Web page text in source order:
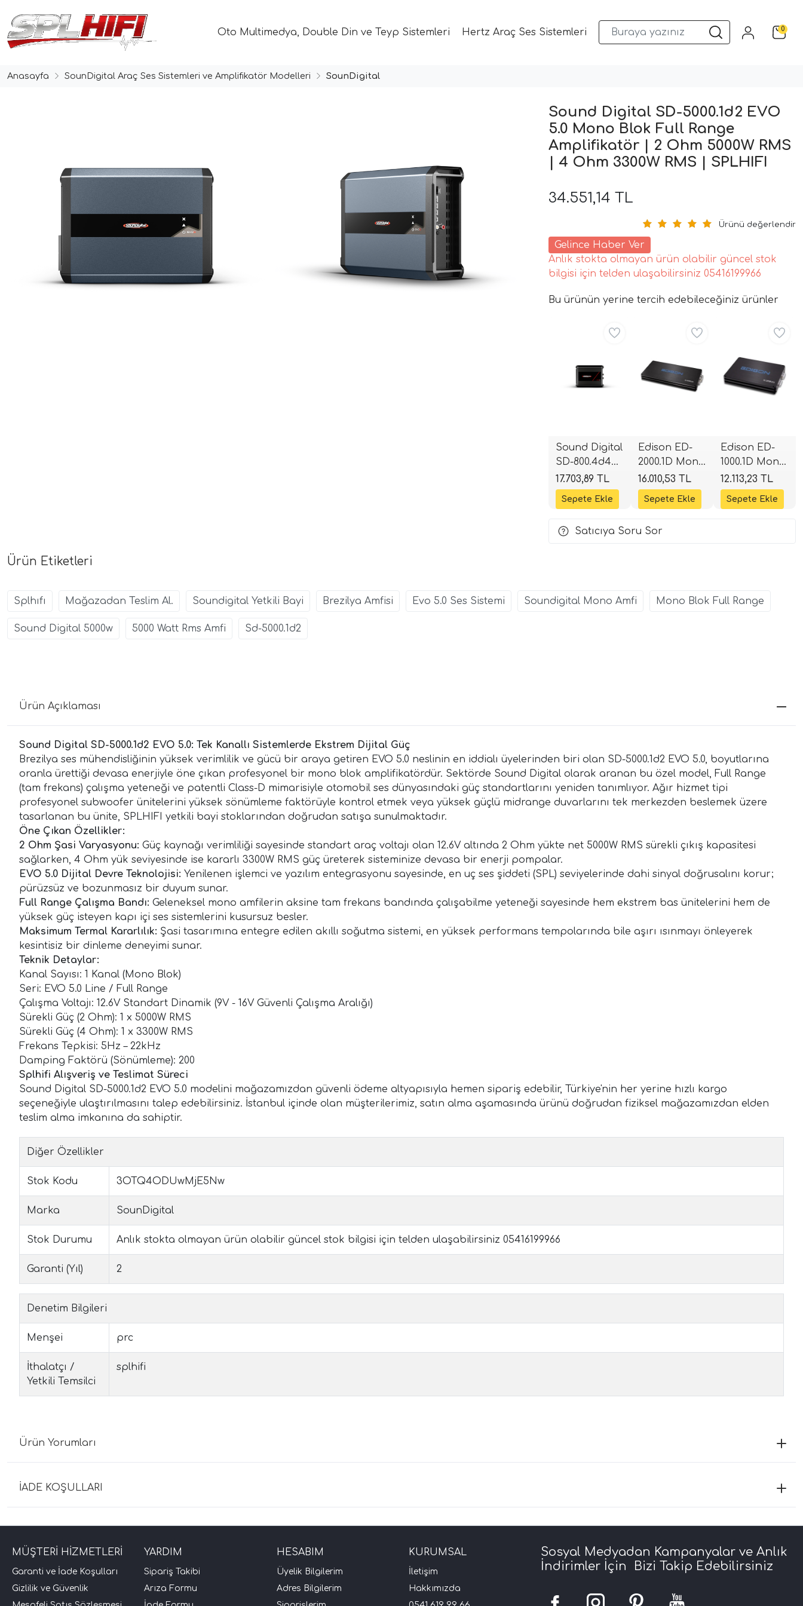
Oto Multimedya, Double Din ve Teyp Sistemleri Hertz Araç Ses Sistemleri Musway DSP ve Araç Ses Sistemleri 0
Anasayfa SounDigital Araç Ses Sistemleri ve Amplifikatör Modelleri SounDigital
Sound Digital SD-5000.1d2 EVO
5.0 Mono Blok Full Range
Amplifikatör | 2 Ohm 5000W RMS
| 4 Ohm 3300W RMS | SPLHIFI
34.551,14 TL
Ürünü değerlendir
Gelince Haber Ver
Anlık stokta olmayan ürün olabilir güncel stok
bilgisi için telden ulaşabilirsiniz 05416199966
Bu ürünün yerine tercih edebileceğiniz ürünler
Sound Digital
SD-800.4d4
EVOX2 4
Kanallı Full
Range
2 Ohm
17.703,89 TL
Edison ED-
2000.1D Mono
Blok Class-D
Amplifikatör |
2000W RMS |
16.010,53 TL
Edison ED-
1000.1D Mono
Blok Class-D
Amplifikatör |
1000W RMS |
12.113,23 TL
Satıcıya Soru Sor
Ürün Etiketleri
Splhıfı Mağazadan Teslim Al. Soundigital Yetkili Bayi Brezilya Amfisi Evo 5.0 Ses Sistemi Soundigital Mono Amfi Mono Blok Full Range
Sound Digital 5000w 5000 Watt Rms Amfi Sd-5000.1d2
Ürün Açıklaması
Sound Digital SD-5000.1d2 EVO 5.0: Tek Kanallı Sistemlerde Ekstrem Dijital Güç
Brezilya ses mühendisliğinin yüksek verimlilik ve gücü bir araya getiren EVO 5.0 neslinin en iddialı üyelerinden biri olan SD-5000.1d2 EVO 5.0, boyutlarına
oranla ürettiği devasa enerjiyle öne çıkan profesyonel bir mono blok amplifikatördür. Sektörde Sound Digital olarak aranan bu özel model, Full Range
(tam frekans) çalışma yeteneği ve patentli Class-D mimarisiyle otomobil ses dünyasındaki güç standartlarını yeniden tanımlıyor. Ağır hizmet tipi
profesyonel subwoofer ünitelerini yüksek sönümleme faktörüyle kontrol etmek veya yüksek güçlü midrange duvarlarını tek merkezden beslemek üzere
tasarlanan bu ünite, SPLHIFI yetkili bayi stoklarından doğrudan satışa sunulmaktadır.
Öne Çıkan Özellikler:
2 Ohm Şasi Varyasyonu: Güç kaynağı verimliliği sayesinde standart araç voltajı olan 12.6V altında 2 Ohm yükte net 5000W RMS sürekli çıkış kapasitesi
sağlarken, 4 Ohm yük seviyesinde ise kararlı 3300W RMS güç üreterek sisteminize devasa bir enerji pompalar.
EVO 5.0 Dijital Devre Teknolojisi: Yenilenen işlemci ve yazılım entegrasyonu sayesinde, en uç ses şiddeti (SPL) seviyelerinde dahi sinyal doğrusalını korur;
pürüzsüz ve bozunmasız bir duyum sunar.
Full Range Çalışma Bandı: Geleneksel mono amfilerin aksine tam frekans bandında çalışabilme yeteneği sayesinde hem ekstrem bas ünitelerini hem de
yüksek güç isteyen kapı içi ses sistemlerini kusursuz besler.
Maksimum Termal Kararlılık: Şasi tasarımına entegre edilen akıllı soğutma sistemi, en yüksek performans tempolarında bile aşırı ısınmayı önleyerek
kesintisiz bir dinleme deneyimi sunar.
Teknik Detaylar:
Kanal Sayısı: 1 Kanal (Mono Blok)
Seri: EVO 5.0 Line / Full Range
Çalışma Voltajı: 12.6V Standart Dinamik (9V - 16V Güvenli Çalışma Aralığı)
Sürekli Güç (2 Ohm): 1 x 5000W RMS
Sürekli Güç (4 Ohm): 1 x 3300W RMS
Frekans Tepkisi: 5Hz – 22kHz
Damping Faktörü (Sönümleme): 200
Splhifi Alışveriş ve Teslimat Süreci
Sound Digital SD-5000.1d2 EVO 5.0 modelini mağazamızdan güvenli ödeme altyapısıyla hemen sipariş edebilir, Türkiye'nin her yerine hızlı kargo
seçeneğiyle ulaştırılmasını talep edebilirsiniz. İstanbul içinde olan müşterilerimiz, satın alma aşamasında ürünü doğrudan fiziksel mağazamızdan elden
teslim alma imkanına da sahiptir.
Diğer Özellikler
Stok Kodu 3OTQ4ODUwMjE5Nw
Marka SounDigital
Stok Durumu Anlık stokta olmayan ürün olabilir güncel stok bilgisi için telden ulaşabilirsiniz 05416199966
Garanti (Yıl) 2
Denetim Bilgileri
Menşei prc
İthalatçı /
Yetkili Temsilci
splhifi
Ürün Yorumları
İADE KOŞULLARI
MÜŞTERİ HİZMETLERİ
Garanti ve İade Koşulları
Gizlilik ve Güvenlik
YARDIM
Sipariş Takibi
Arıza Formu
HESABIM
Üyelik Bilgilerim
Adres Bilgilerim
KURUMSAL
İletişim
Hakkımızda
Sosyal Medyadan Kampanyalar ve Anlık
İndirimler İçin Bizi Takip Edebilirsiniz